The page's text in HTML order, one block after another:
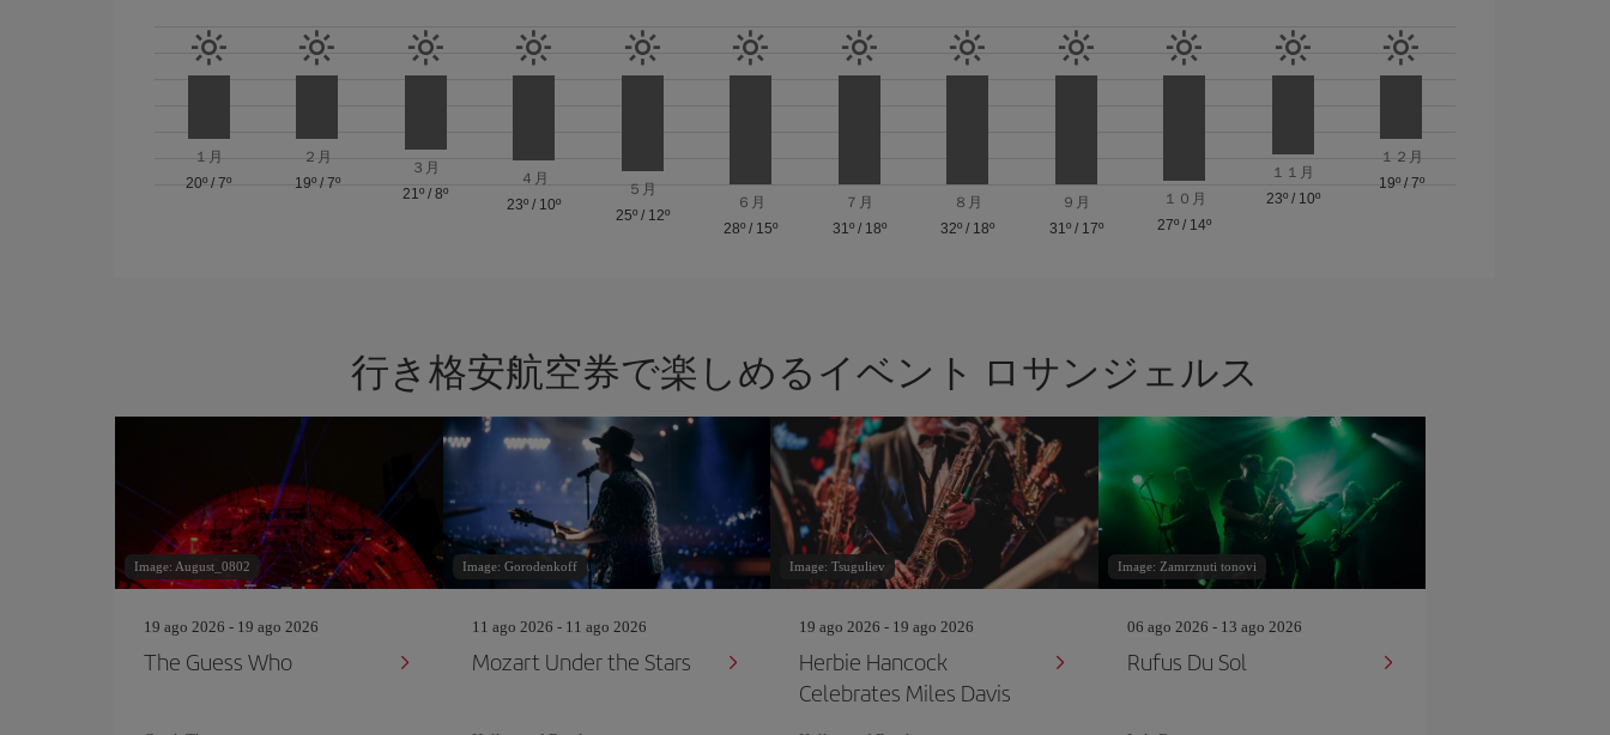
１月
20º /7º
２月
19º/ 7º
３月
21º /8º
４月
23º / 10º
５月
25º/ 12º
６月
28º / 15º
７月
31º/ 18º
８月
32º / 18º
９月
31º/ 17º
１０月
27º / 14º
１１月
23º/ 10º
１２月
19º/ 7º
行き格安航空券で楽しめるイベント ロサンジェルス
Image: August_0802
19 ago 2026 - 19 ago 2026
The Guess Who
Image: Gorodenkoff
11 ago 2026 - 11 ago 2026
Mozart Under the Stars
Image: Tsuguliev
19 ago 2026 - 19 ago 2026
Herbie Hancock
Celebrates Miles Davis
Image: Zamrznuti tonovi
06 ago 2026 - 13 ago 2026
Rufus Du Sol